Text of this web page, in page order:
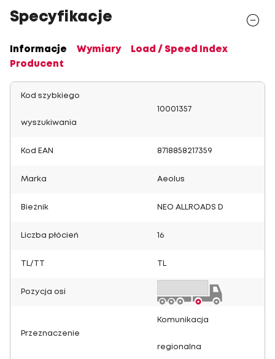
Specyfikacje
Informacje Wymiary
Load / Speed Index
Producent
Kod szybkiego
wyszukiwania
10001357
Kod EAN 8718858217359
Marka Aeolus
Bieżnik NEO ALLROADS D
Liczba płócień 16
TL/TT
Pozycja osi
Przeznaczenie
Komunikacja
regionalna